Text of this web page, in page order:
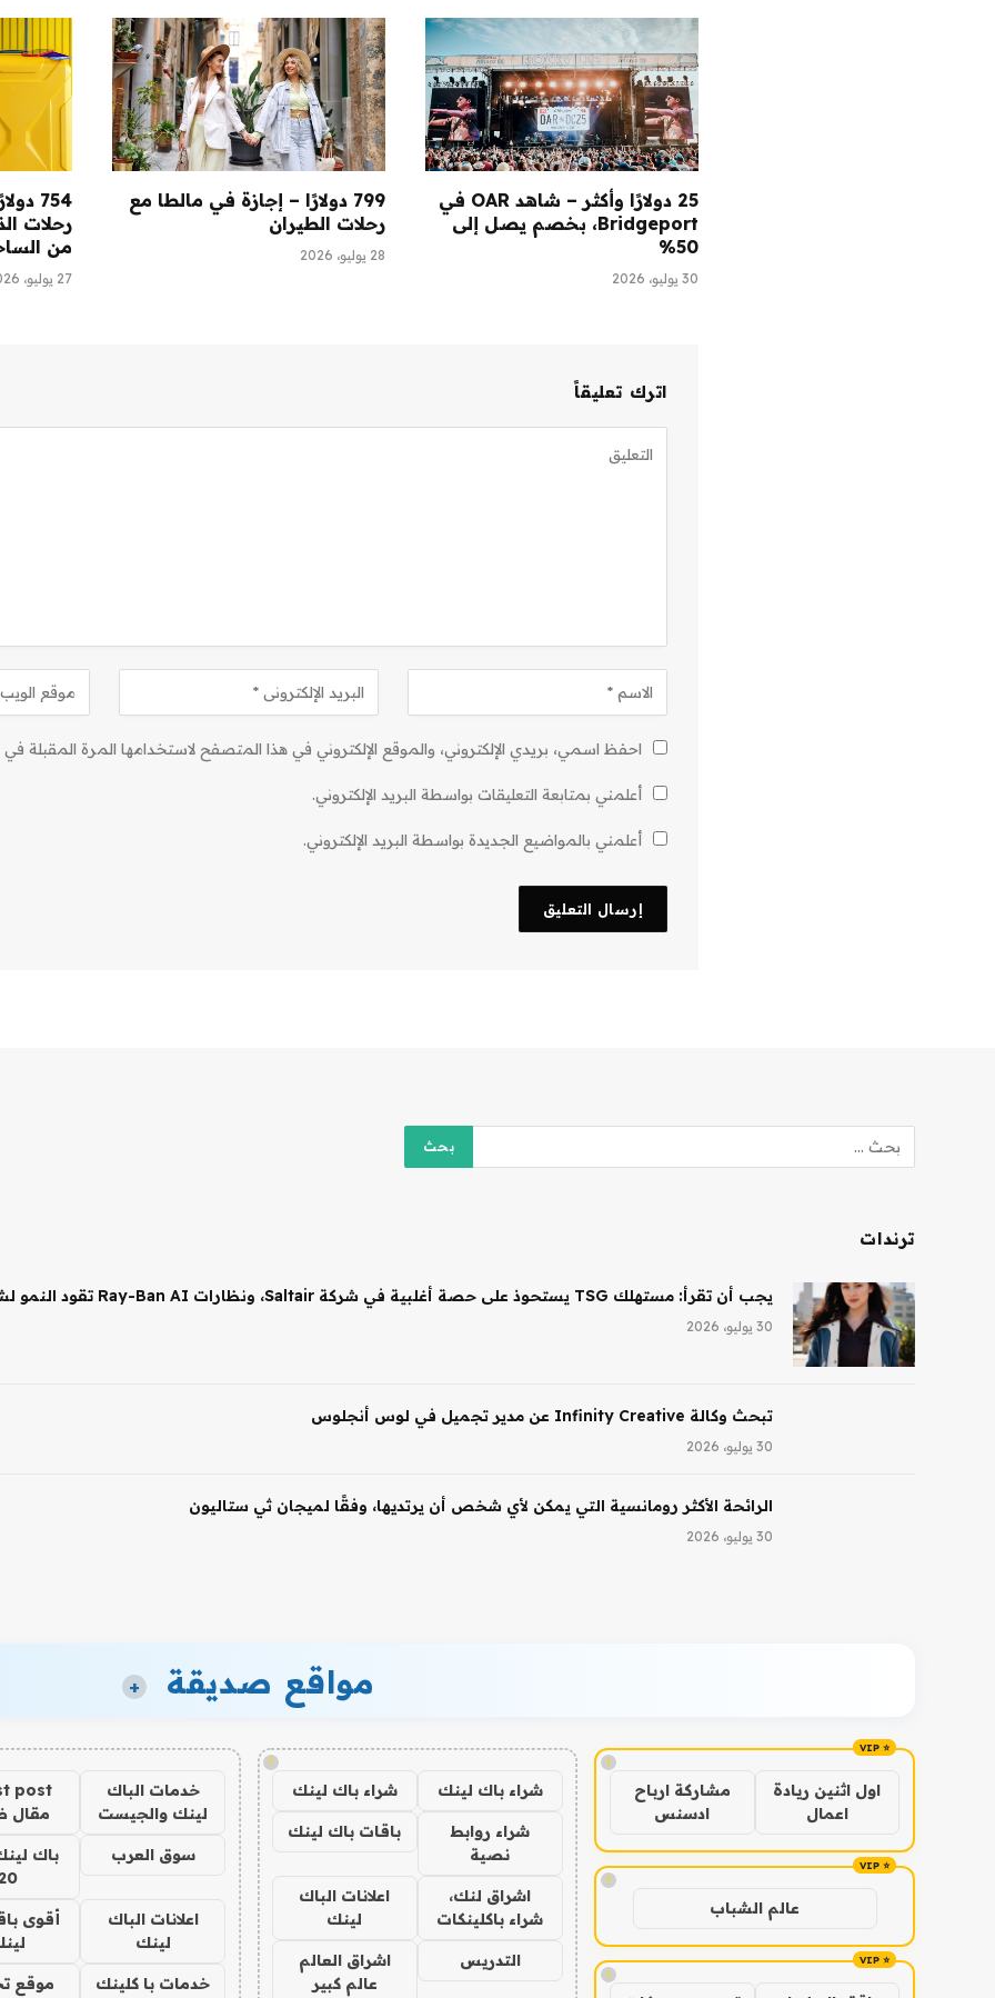
25 دولارًا وأكثر – شاهد OAR في
Bridgeport، بخصم يصل إلى
50%
30 يوليو، 2026
799 دولارًا – إجازة في مالطا مع
رحلات الطيران
28 يوليو، 2026
رحلات
من
27 يوليو، 2026
اترك تعليقاً
احفظ اسمي، بريدي الإلكتروني، والموقع الإلكتروني في هذا المتصفح لاستخدامها المرة المقبلة في
أعلمني بمتابعة التعليقات بواسطة البريد الإلكتروني.
أعلمني بالمواضيع الجديدة بواسطة البريد الإلكتروني.
ترندات
يجب أن تقرأ: مستهلك TSG يستحوذ على حصة أغلبية في شركة Saltair، ونظارات Ray-Ban AI تقود النمو لشركة EssilorLuxottica
30 يوليو، 2026
تبحث وكالة Infinity Creative عن مدير تجميل في لوس أنجلوس
30 يوليو، 2026
الرائحة الأكثر رومانسية التي يمكن لأي شخص أن يرتديها، وفقًا لميجان ثي ستاليون
30 يوليو، 2026
مواقع صديقة +
!
اول اثنين ريادة
اعمال
مشاركة ارباح
ادسنس
!
عالم الشباب
!
!
شراء باك لينك شراء باك لينك
شراء روابط
نصية
باقات باك لينك
اشراق لنك،
شراء باكلينكات
اعلانات الباك
لينك
التدريس
اشراق العالم
عالم كبير
خدمات الباك
لينك والجيست
post
مقال
سوق العرب
باك
اعلانات الباك
لينك
أقوى
خدمات با كلينك
موقع